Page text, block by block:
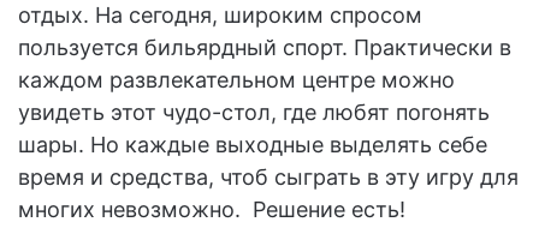
отдых. На сегодня, широким спросом
пользуется бильярдный спорт. Практически в
каждом развлекательном центре можно
увидеть этот чудо-стол, где любят погонять
шары. Но каждые выходные выделять себе
время и средства, чтоб сыграть в эту игру для
многих невозможно. Решение есть!